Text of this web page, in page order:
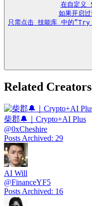
在自定
如果开启
只需点击 技能库 中的
Related Creators
柴郡🔔｜Crypto+AI Plus
@0xCheshire
Posts Archived: 29
AI Will
@FinanceYF5
Posts Archived: 16